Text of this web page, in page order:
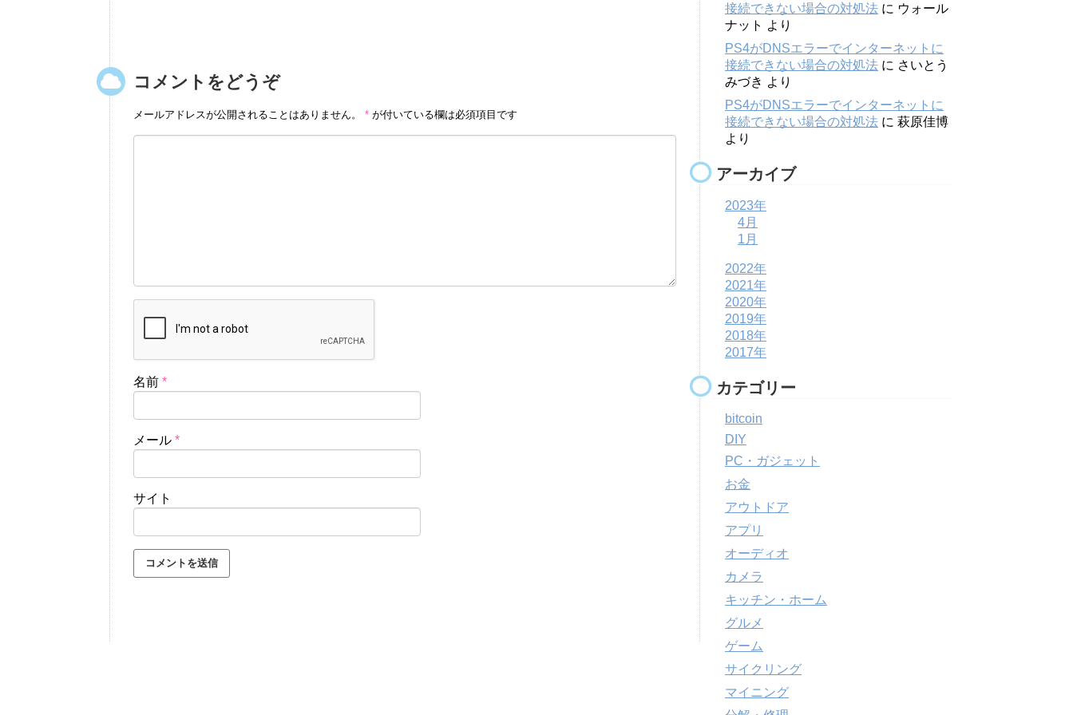
コメントをどうぞ
メールアドレスが公開されることはありません。 * が付いている欄は必須項目です
名前 *
メール *
サイト
接続できない場合の対処法 に ウォール
ナット より
PS4がDNSエラーでインターネットに
接続できない場合の対処法 に さいとう
みづき より
PS4がDNSエラーでインターネットに
接続できない場合の対処法 に 萩原佳博
より
アーカイブ
2023年
4月
1月
2022年
2021年
2020年
2019年
2018年
2017年
カテゴリー
bitcoin
DIY
PC・ガジェット
お金
アウトドア
アプリ
オーディオ
カメラ
キッチン・ホーム
グルメ
ゲーム
サイクリング
マイニング